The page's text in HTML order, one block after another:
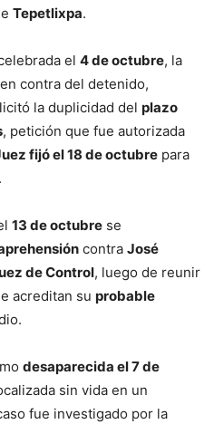
Tepetlixpa.
el 4 de octubre, la
contra del detenido,
la duplicidad del plazo
, petición que fue autorizada
fijó el 18 de octubre para
13 de octubre se
contra José
de Control, luego de reunir
acreditan su probable
desaparecida el 7 de
sin vida en un
fue investigado por la